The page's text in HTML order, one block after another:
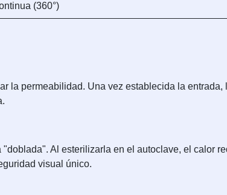
(360°)
la permeabilidad. Una vez establecida la entrada,
Al esterilizarla en el autoclave, el calor
visual único.